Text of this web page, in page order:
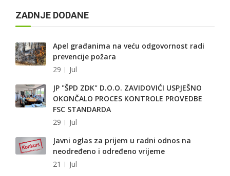
ZADNJE DODANE
Apel građanima na veću odgovornost radi
prevencije požara
29
Jul
JP "ŠPD ZDK" D.O.O. ZAVIDOVIĆI USPJEŠNO
OKONČALO PROCES KONTROLE PROVEDBE
FSC STANDARDA
29
Jul
Javni oglas za prijem u radni odnos na
neodređeno i određeno vrijeme
21
Jul